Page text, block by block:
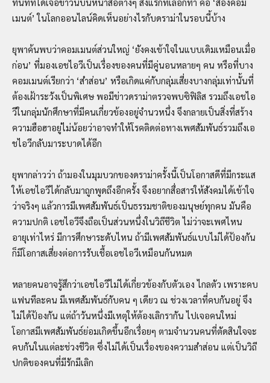
เมนต์’ ในโลกออนไลน์คิดเห็นอย่างไรกับดราม่าในรอบนี้บ้าง
ยุพาค้นพบว่าคอมเมนต์ส่วนใหญ่ ‘ยังคงเข้าใจในแบบเดิมเหมือนเมื่อ
ก่อน’ ที่มองเอชไอวีเป็นเรื่องของคนที่มีคู่นอนหลายๆ คน หรือที่บาง
คอมเมนต์เรียกว่า ‘สำส่อน’ หรือเกิดแค่กับกลุ่มเสี่ยงบางกลุ่มเท่านั้นที่
ต้องเฝ้าระวังเป็นพิเศษ พอมีข่าวดราม่าตรวจพบซิฟิลิส รวมถึงเอชไอ
วีในกลุ่มนักศึกษาที่มีคนเกี่ยวข้องอยู่จำนวหนึ่ง จึงกลายเป็นสิ่งที่สร้าง
ความฮือฮาอยู่ไม่น้อยว่าอาจทำให้โรคติดต่อทางเพศสัมพันธ์รวมถึงเอ
ชไอวีกลับมาระบาดได้อีก
ยุพากล่าวว่า ถ้ามองในมุมบวกของดราม่าครั้งนี้เป็นโอกาสดีที่มีกระแส
ให้เอชไอวีได้กลับมาถูกพูดถึงอีกครั้ง จึงอยากสื่อสารให้สังคมได้เข้าใจ
ว่าจริงๆ แล้วการมีเพศสัมพันธ์เป็นธรรมชาติของมนุษย์ทุกคน มันคือ
ความปกติ เอชไอวีจึงถือเป็นส่วนหนึ่งในวิถีชีวิต ไม่ว่าจะเพศไหน
อายุเท่าไหร่ มีการศึกษาระดับไหน ถ้ามีเพศสัมพันธ์แบบไม่ได้ป้องกัน
ก็มีโอกาสเสี่ยงต่อการรับเชื้อเอชไอวีเหมือนกันหมด
หลายคนอาจรู้สึกว่าเอชไอวีไม่ได้เกี่ยวข้องกับตัวเอง ไกลตัว เพราะคบ
แฟนทีละคน มีเพศสัมพันธ์กับคน ๆ เดียว ณ ช่วงเวลาที่คบกันอยู่ จึง
ไม่ได้ป้องกัน แต่ถ้าวันหนึ่งมีเหตุให้ต้องเลิกรากัน ไปเจอคนใหม่
โอกาสมีเพศสัมพันธ์ย่อมเกิดขึ้นอีกเรื่อยๆ ตามจำนวนคนที่ตัดสินใจจะ
คบกันในแต่ละช่วงชีวิต ซึ่งไม่ได้เป็นเรื่องของความสำส่อน แต่เป็นวิถี
ปกติของคนที่มีรักมีเลิก